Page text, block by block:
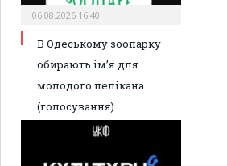
06.08.2026 16:40
В Одеському зоопарку
обирають ім’я для
молодого пелікана
(голосування)